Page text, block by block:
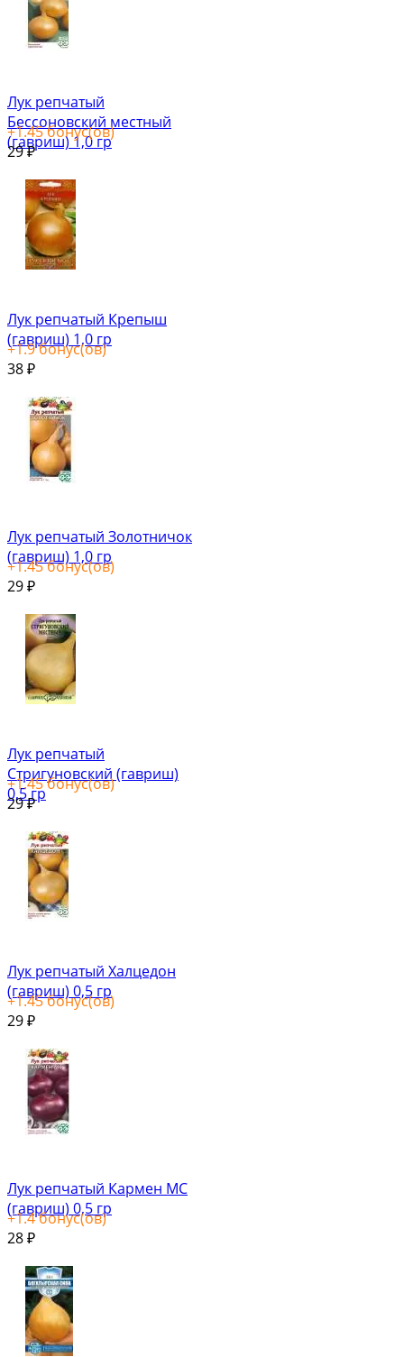
Лук репчатый
Бессоновский местный
(гавриш) 1,0 гр
+1.45бонус(ов)
29₽
Лук репчатый Крепыш
(гавриш) 1,0 гр
+1.9бонус(ов)
38 ₽
Лук репчатый Золотничок
(гавриш) 1,0 гр
+1.45бонус(ов)
29 ₽
Лук репчатый
Стригуновский (гавриш)
0,5 гр
+1.45бонус(ов)
29₽
Лук репчатый Халцедон
(гавриш) 0,5 гр
+1.45бонус(ов)
29 ₽
Лук репчатый Кармен МС
(гавриш) 0,5 гр
+1.4бонус(ов)
28 ₽